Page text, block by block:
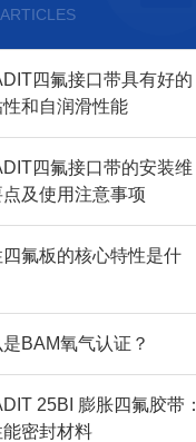
ARTICLES
四氟接口带具有好的
和自润滑性能
四氟接口带的安装维
及使用注意事项
氟板的核心特性是什
BAM氧气认证？
25BI 膨胀四氟胶带：
密封材料